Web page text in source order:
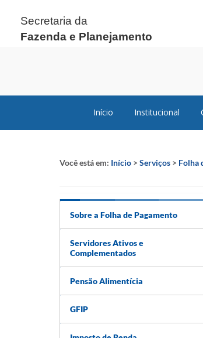
Secretaria da
Fazenda e Planejamento
Início Institucional
Você está em: Início > Serviços > Folha
Sobre a Folha de Pagamento
Servidores Ativos e
Complementados
Pensão Alimentícia
GFIP